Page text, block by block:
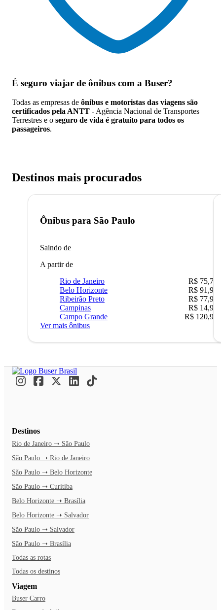
É seguro viajar de ônibus com a Buser?
Todas as empresas de ônibus e motoristas das viagens são
certificados pela ANTT - Agência Nacional de Transportes
Terrestres e o seguro de vida é gratuito para todos os
passageiros.
Destinos mais procurados
Ônibus para São Paulo
Saindo de
A partir de
Rio de Janeiro
R$ 75,77
Belo Horizonte
R$ 91,90
Ribeirão Preto
R$ 77,90
Campinas
R$ 14,90
Campo Grande
R$ 120,90
Ver mais ônibus
Destinos
Rio de Janeiro ➝ São Paulo
São Paulo ➝ Rio de Janeiro
São Paulo ➝ Belo Horizonte
São Paulo ➝ Curitiba
Belo Horizonte ➝ Brasília
Belo Horizonte ➝ Salvador
São Paulo ➝ Salvador
São Paulo ➝ Brasília
Todas as rotas
Todas os destinos
Viagem
Buser Carro